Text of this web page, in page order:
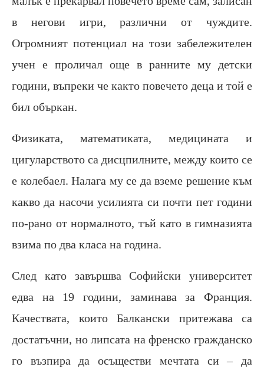
в негови игри, различни от чуждите.
Огромният потенциал на този забележителен
учен е проличал още в ранните му детски
години, въпреки че както повечето деца и той е
бил объркан.
Физиката, математиката, медицината и
цигуларството са дисцпилните, между които се
е колебаел. Налага му се да вземе решение към
какво да насочи усилията си почти пет години
по-рано от нормалното, тъй като в гимназията
взима по два класа на година.
След като завършва Софийски университет
едва на 19 години, заминава за Франция.
Качествата, които Балкански притежава са
достатъчни, но липсата на френско гражданско
го възпира да осъществи мечтата си – да